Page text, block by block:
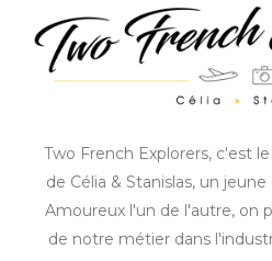
Two French Explorers, c'est
de Célia & Stanislas, un
Amoureux l'un de l'autre, on
de notre métier dans